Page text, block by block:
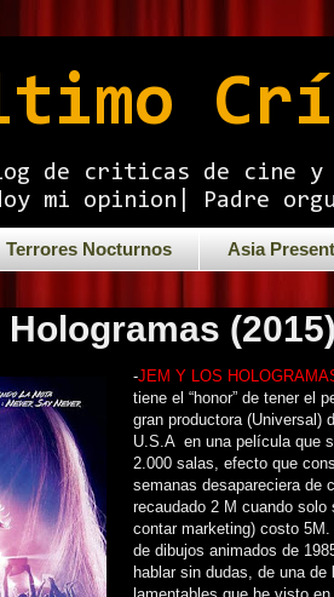
de criticas de cine y
mi opinion| Padre
Terrores Nocturnos Asia
(2015)
-JEM Y LOS
tiene el “honor” de tener el
gran productora (Universal)
U.S.A en una película que
2.000 salas, efecto que
semanas desapareciera de
recaudado 2 M cuando solo
contar marketing) costo
de dibujos animados de
hablar sin dudas, de una